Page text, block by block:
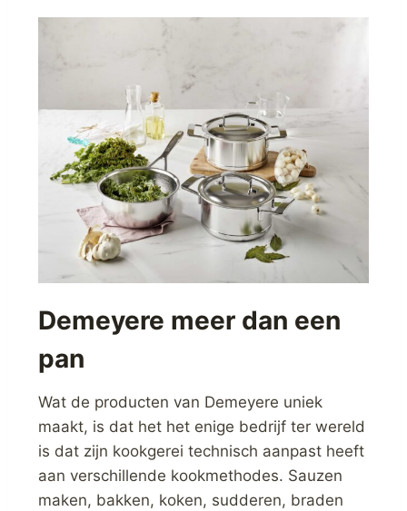
Demeyere meer dan een
pan
Wat de producten van Demeyere uniek
maakt, is dat het het enige bedrijf ter wereld
is dat zijn kookgerei technisch aanpast heeft
aan verschillende kookmethodes. Sauzen
maken, bakken, koken, sudderen, braden